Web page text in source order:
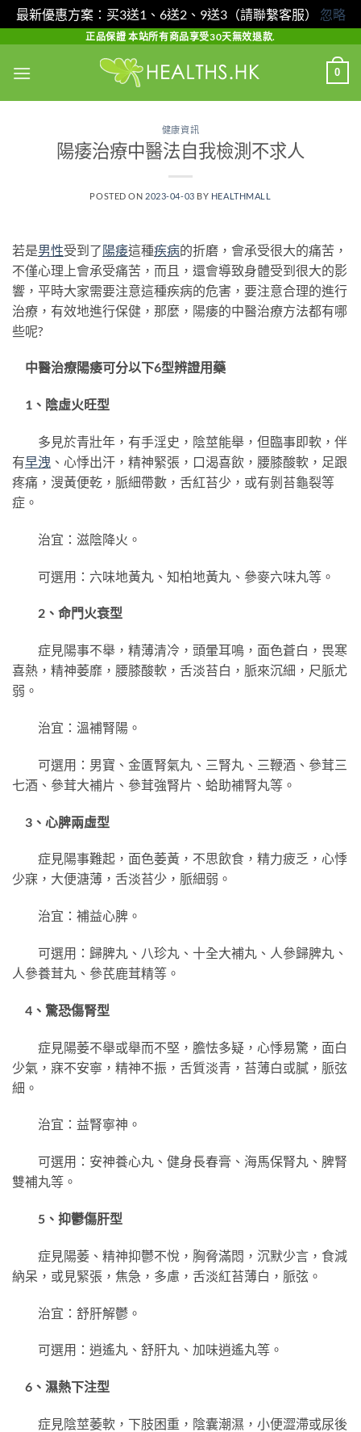
最新優惠方案：买3送1、6送2、9送3（請聯繫客服） 忽略
content
正品保證 本站所有商品享受30天無效退款.
0
健康資訊
陽痿治療中醫法自我檢測不求人
POSTED ON 2023-04-03 BY HEALTHMALL
若是男性受到了陽痿這種疾病的折磨，會承受很大的痛苦，
不僅心理上會承受痛苦，而且，還會導致身體受到很大的影
響，平時大家需要注意這種疾病的危害，要注意合理的進行
治療，有效地進行保健，那麼，陽痿的中醫治療方法都有哪
些呢?
中醫治療陽痿可分以下6型辨證用藥
1、陰虛火旺型
多見於青壯年，有手淫史，陰莖能舉，但臨事即軟，伴
有早洩 、心悸出汗，精神緊張，口渴喜飲，腰膝酸軟，足跟
疼痛，溲黃便乾，脈細帶數，舌紅苔少，或有剝苔龜裂等
症。
治宜：滋陰降火。
可選用：六味地黃丸、知柏地黃丸、參麥六味丸等。
2、命門火衰型
症見陽事不舉，精薄清冷，頭暈耳鳴，面色蒼白，畏寒
喜熱，精神萎靡，腰膝酸軟，舌淡苔白，脈來沉細，尺脈尤
弱。
治宜：溫補腎陽。
可選用：男寶、金匱腎氣丸、三腎丸、三鞭酒、參茸三
七酒、參茸大補片、參茸強腎片、蛤助補腎丸等。
3、心脾兩虛型
症見陽事難起，面色萎黃，不思飲食，精力疲乏，心悸
少寐，大便溏薄，舌淡苔少，脈細弱。
治宜：補益心脾。
可選用：歸脾丸、八珍丸、十全大補丸、人參歸脾丸、
人參養茸丸、參芪鹿茸精等。
4、驚恐傷腎型
症見陽萎不舉或舉而不堅，膽怯多疑，心悸易驚，面白
少氣，寐不安寧，精神不振，舌質淡青，苔薄白或膩，脈弦
細。
治宜：益腎寧神。
可選用：安神養心丸、健身長春膏、海馬保腎丸、脾腎
雙補丸等。
5、抑鬱傷肝型
症見陽萎、精神抑鬱不悅，胸脅滿悶，沉默少言，食減
納呆，或見緊張，焦急，多慮，舌淡紅苔薄白，脈弦。
治宜：舒肝解鬱。
可選用：逍遙丸、舒肝丸、加味逍遙丸等。
6、濕熱下注型
症見陰莖萎軟，下肢困重，陰囊潮濕，小便澀滯或尿後